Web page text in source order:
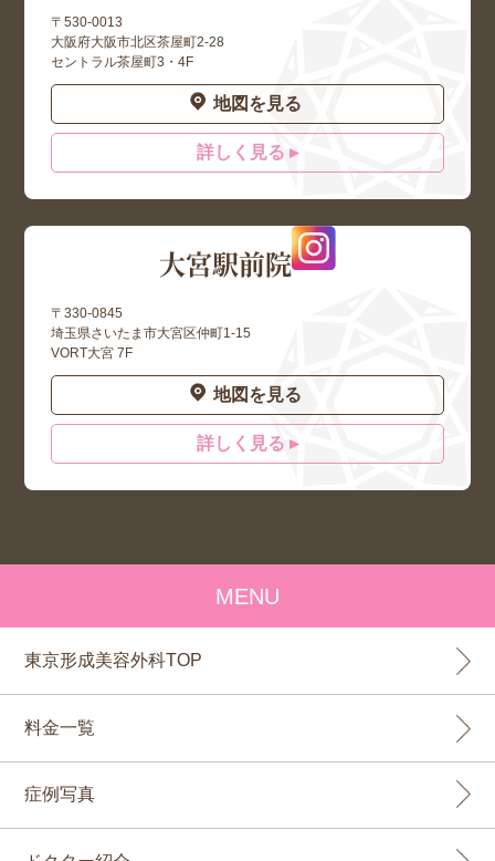
〒530-0013
大阪府大阪市北区茶屋町2-28
セントラル茶屋町3・4F
地図を見る
詳しく見る ▸
大宮駅前院
〒330-0845
埼玉県さいたま市大宮区仲町1-15
VORT大宮 7F
地図を見る
詳しく見る ▸
MENU
東京形成美容外科TOP
料金一覧
症例写真